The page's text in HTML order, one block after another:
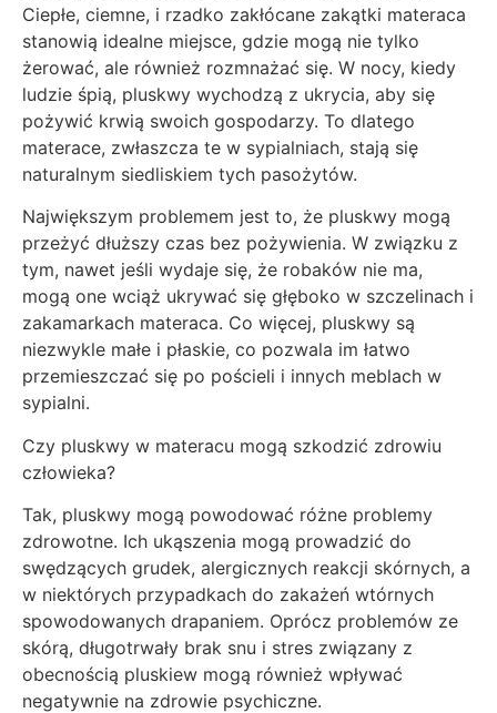
Ciepłe, ciemne, i rzadko zakłócane zakątki materaca
stanowią idealne miejsce, gdzie mogą nie tylko
żerować, ale również rozmnażać się. W nocy, kiedy
ludzie śpią, pluskwy wychodzą z ukrycia, aby się
pożywić krwią swoich gospodarzy. To dlatego
materace, zwłaszcza te w sypialniach, stają się
naturalnym siedliskiem tych pasożytów.
Największym problemem jest to, że pluskwy mogą
przeżyć dłuższy czas bez pożywienia. W związku z
tym, nawet jeśli wydaje się, że robaków nie ma,
mogą one wciąż ukrywać się głęboko w szczelinach i
zakamarkach materaca. Co więcej, pluskwy są
niezwykle małe i płaskie, co pozwala im łatwo
przemieszczać się po pościeli i innych meblach w
sypialni.
Czy pluskwy w materacu mogą szkodzić zdrowiu
człowieka?
Tak, pluskwy mogą powodować różne problemy
zdrowotne. Ich ukąszenia mogą prowadzić do
swędzących grudek, alergicznych reakcji skórnych, a
w niektórych przypadkach do zakażeń wtórnych
spowodowanych drapaniem. Oprócz problemów ze
skórą, długotrwały brak snu i stres związany z
obecnością pluskiew mogą również wpływać
negatywnie na zdrowie psychiczne.